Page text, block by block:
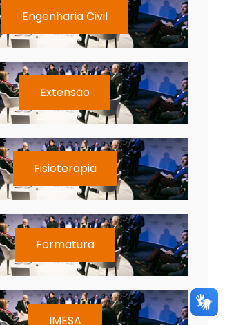
Engenharia Civil
Extensão
Fisioterapia
Formatura
IMESA